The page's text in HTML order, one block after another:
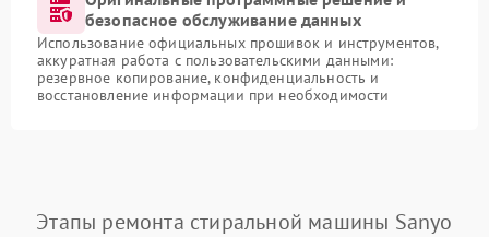
безопасное обслуживание данных
Использование официальных прошивок и инструментов,
аккуратная работа с пользовательскими данными:
резервное копирование, конфиденциальность и
восстановление информации при необходимости
Этапы ремонта стиральной машины Sanyo